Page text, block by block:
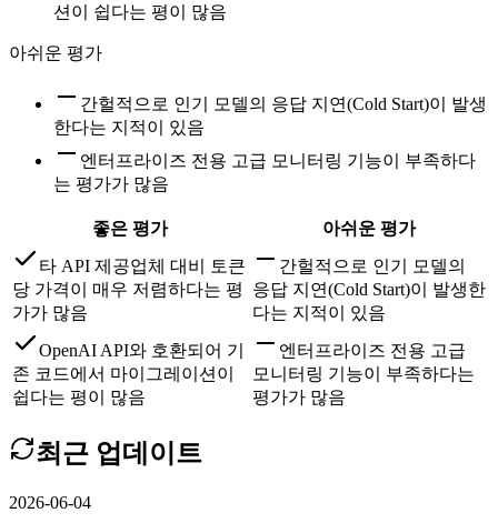
션이 쉽다는 평이 많음
아쉬운 평가
간헐적으로 인기 모델의 응답 지연(Cold Start)이 발생
한다는 지적이 있음
엔터프라이즈 전용 고급 모니터링 기능이 부족하다
는 평가가 많음
좋은 평가
아쉬운 평가
타 API 제공업체 대비 토큰
당 가격이 매우 저렴하다는 평
가가 많음
간헐적으로 인기 모델의
응답 지연(Cold Start)이 발생한
다는 지적이 있음
OpenAI API와 호환되어 기
존 코드에서 마이그레이션이
쉽다는 평이 많음
엔터프라이즈 전용 고급
모니터링 기능이 부족하다는
평가가 많음
최근 업데이트
2026-06-04